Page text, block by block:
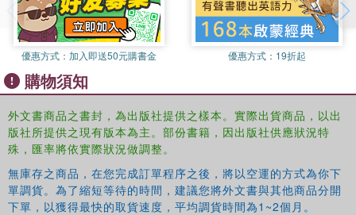
優惠方式： 加入即送50元購書金 優惠方式： 19折起
購物須知
外文書商品之書封，為出版社提供之樣本。實際出貨商品，以出
版社所提供之現有版本為主。部份書籍，因出版社供應狀況特
殊，匯率將依實際狀況做調整。
無庫存之商品，在您完成訂單程序之後，將以空運的方式為你下
單調貨。為了縮短等待的時間，建議您將外文書與其他商品分開
下單，以獲得最快的取貨速度，平均調貨時間為1~2個月。